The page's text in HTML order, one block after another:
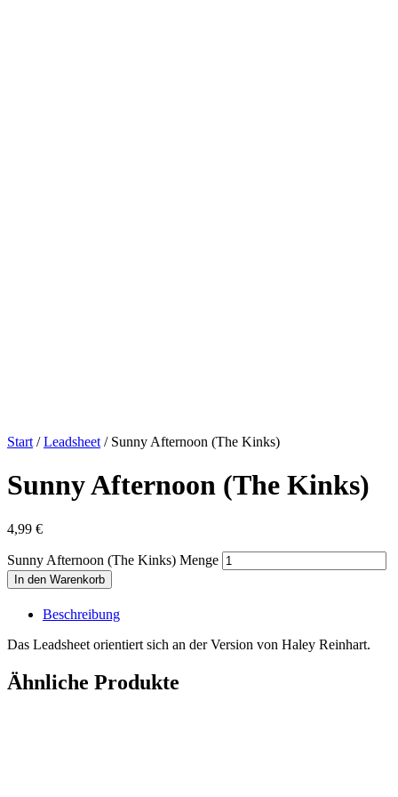
Start /Leadsheet / Sunny Afternoon (The Kinks)
Sunny Afternoon (The Kinks)
4,99 €
Sunny Afternoon (The Kinks) Menge
In den Warenkorb
Beschreibung
Das Leadsheet orientiert sich an der Version von Haley Reinhart.
Ähnliche Produkte